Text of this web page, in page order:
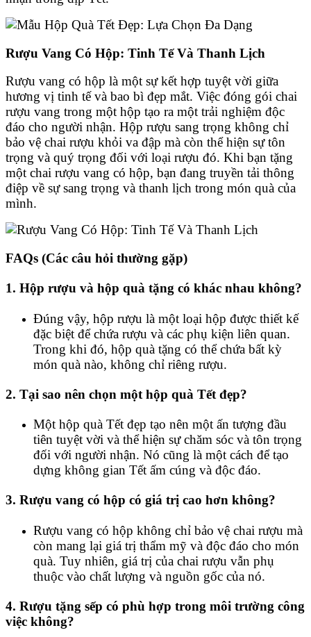
Rượu Vang Có Hộp: Tinh Tế Và Thanh Lịch
Rượu vang có hộp là một sự kết hợp tuyệt vời giữa
hương vị tinh tế và bao bì đẹp mắt. Việc đóng gói chai
rượu vang trong một hộp tạo ra một trải nghiệm độc
đáo cho người nhận. Hộp rượu sang trọng không chỉ
bảo vệ chai rượu khỏi va đập mà còn thể hiện sự tôn
trọng và quý trọng đối với loại rượu đó. Khi bạn tặng
một chai rượu vang có hộp, bạn đang truyền tải thông
điệp về sự sang trọng và thanh lịch trong món quà của
mình.
FAQs (Các câu hỏi thường gặp)
1. Hộp rượu và hộp quà tặng có khác nhau không?
Đúng vậy, hộp rượu là một loại hộp được thiết kế
đặc biệt để chứa rượu và các phụ kiện liên quan.
Trong khi đó, hộp quà tặng có thể chứa bất kỳ
món quà nào, không chỉ riêng rượu.
2. Tại sao nên chọn một hộp quà Tết đẹp?
Một hộp quà Tết đẹp tạo nên một ấn tượng đầu
tiên tuyệt vời và thể hiện sự chăm sóc và tôn trọng
đối với người nhận. Nó cũng là một cách để tạo
dựng không gian Tết ấm cúng và độc đáo.
3. Rượu vang có hộp có giá trị cao hơn không?
Rượu vang có hộp không chỉ bảo vệ chai rượu mà
còn mang lại giá trị thẩm mỹ và độc đáo cho món
quà. Tuy nhiên, giá trị của chai rượu vẫn phụ
thuộc vào chất lượng và nguồn gốc của nó.
4. Rượu tặng sếp có phù hợp trong môi trường công
việc không?